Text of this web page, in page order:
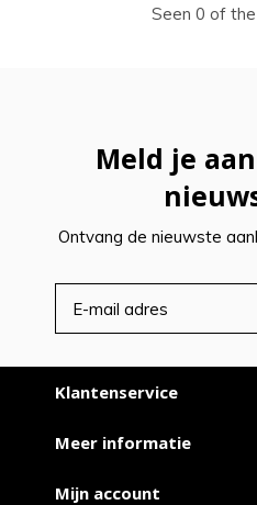
Seen 0 of
Meld je
Ontvang de nieuwste
Klantenservice
Meer informatie
Mijn account